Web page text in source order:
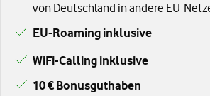
von Deutschland in andere EU-
EU-Roaming inklusive
WiFi-Calling inklusive
10 € Bonusguthaben